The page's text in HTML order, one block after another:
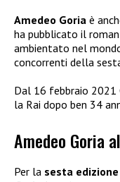
Amedeo Goria è
ha pubblicato il
ambientato nel
concorrenti della
Dal 16 febbraio 2021
la Rai dopo ben 34
Amedeo Goria
Per la sesta